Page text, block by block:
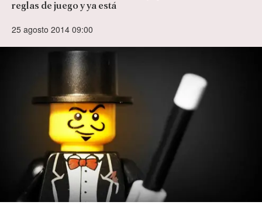
reglas de juego y ya está
25 agosto 2014 09:00